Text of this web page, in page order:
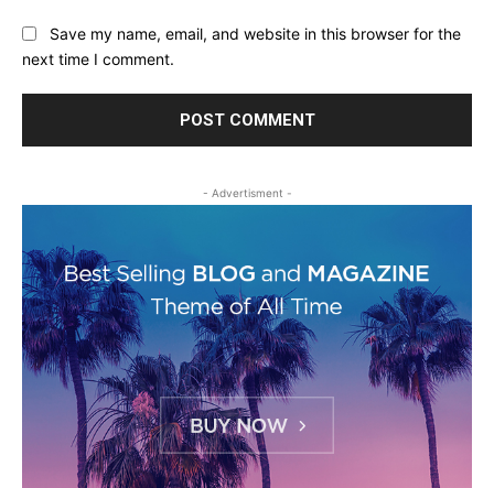
Save my name, email, and website in this browser for the
next time I comment.
- Advertisment -